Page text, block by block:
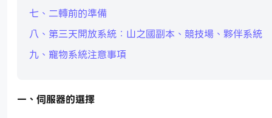
七、二轉前的準備
八、第三天開放系統：山之國副本、競技場、夥伴系統
九、寵物系統注意事項
一、伺服器的選擇